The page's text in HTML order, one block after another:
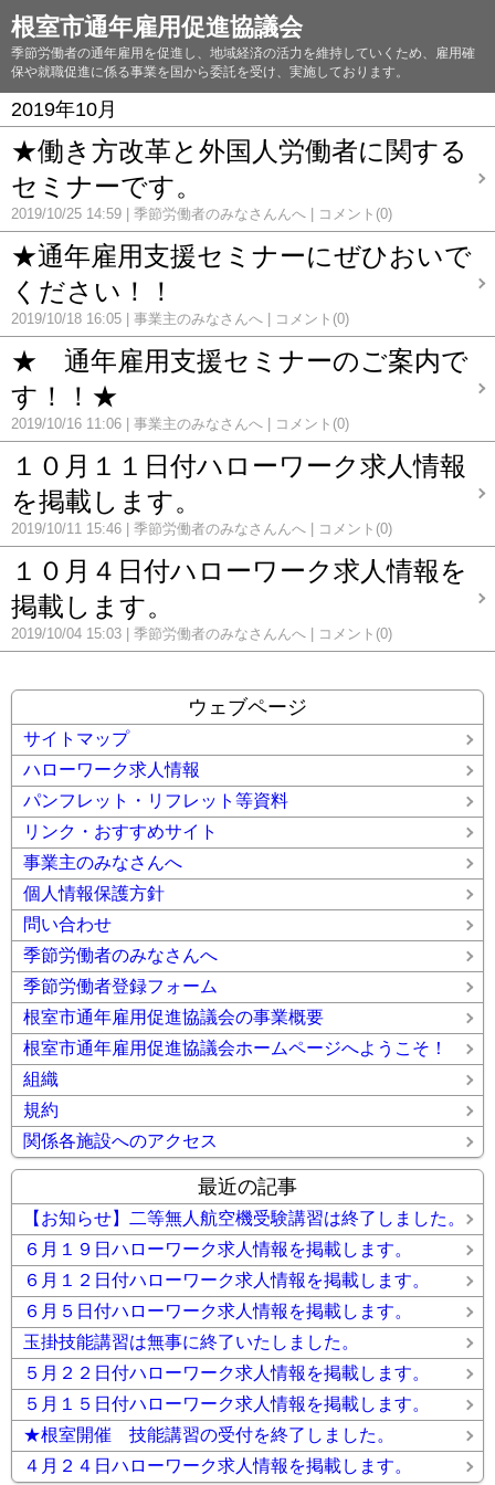
根室市通年雇用促進協議会
季節労働者の通年雇用を促進し、地域経済の活力を維持していくため、雇用確
保や就職促進に係る事業を国から委託を受け、実施しております。
2019年10月
★働き方改革と外国人労働者に関する
セミナーです。
2019/10/25 14:59 季節労働者のみなさんんへ コメント(0)
★通年雇用支援セミナーにぜひおいで
ください！！
2019/10/18 16:05 事業主のみなさんへ コメント(0)
★ 通年雇用支援セミナーのご案内で
す！！★
2019/10/16 11:06 事業主のみなさんへ コメント(0)
１０月１１日付ハローワーク求人情報
を掲載します。
2019/10/11 15:46 季節労働者のみなさんんへ コメント(0)
１０月４日付ハローワーク求人情報を
掲載します。
2019/10/04 15:03 季節労働者のみなさんんへ コメント(0)
ウェブページ
サイトマップ
ハローワーク求人情報
パンフレット・リフレット等資料
リンク・おすすめサイト
事業主のみなさんへ
個人情報保護方針
問い合わせ
季節労働者のみなさんへ
季節労働者登録フォーム
根室市通年雇用促進協議会の事業概要
根室市通年雇用促進協議会ホームページへようこそ！
組織
規約
関係各施設へのアクセス
最近の記事
【お知らせ】二等無人航空機受験講習は終了しました。
６月１９日ハローワーク求人情報を掲載します。
６月１２日付ハローワーク求人情報を掲載します。
６月５日付ハローワーク求人情報を掲載します。
玉掛技能講習は無事に終了いたしました。
５月２２日付ハローワーク求人情報を掲載します。
５月１５日付ハローワーク求人情報を掲載します。
★根室開催 技能講習の受付を終了しました。
４月２４日ハローワーク求人情報を掲載します。